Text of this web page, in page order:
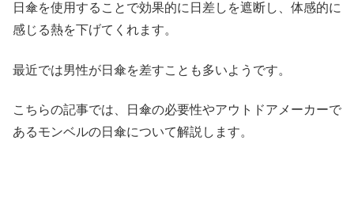
日傘を使用することで効果的に日差しを遮断し、体感的に
感じる熱を下げてくれます。
最近では男性が日傘を差すことも多いようです。
こちらの記事では、日傘の必要性やアウトドアメーカーで
あるモンベルの日傘について解説します。